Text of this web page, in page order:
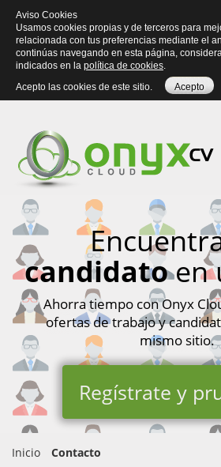
candidatoen
Ahorra tiempo con Onyx
ofertas de trabajo y
mismo sitio.
Regístrate y
Inicio Contacto
Aviso Cookies
Usamos cookies propias y de terceros para
relacionada con tus preferencias mediante el
continúas navegando en esta página,
indicados en la política de cookies.
Acepto las cookies de este sitio.
Acepto